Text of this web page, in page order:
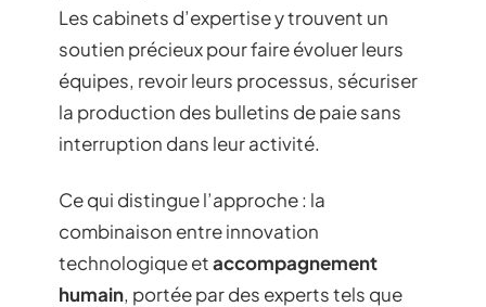
Les cabinets d’expertise y trouvent un
soutien précieux pour faire évoluer leurs
équipes, revoir leurs processus, sécuriser
la production des bulletins de paie sans
interruption dans leur activité.
Ce qui distingue l’approche : la
combinaison entre innovation
technologique etaccompagnement
humain, portée par des experts tels que